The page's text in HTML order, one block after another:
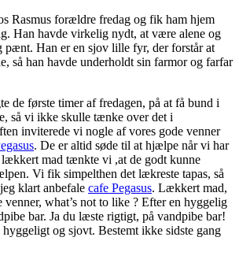
Rasmus forældre fredag og fik ham hjem
Han havde virkelig nydt, at være alene og
pænt. Han er en sjov lille fyr, der forstår at
så han havde underholdt sin farmor og farfar
de første timer af fredagen, på at få bund i
så vi ikke skulle tænke over det i
inviterede vi nogle af vores gode venner
. De er altid søde til at hjælpe når vi har
mad tænkte vi ,at de godt kunne
Vi fik simpelthen det lækreste tapas, så
klart anbefale cafe Pegasus. Lækkert mad,
venner, what’s not to like ? Efter en hyggelig
bar. Ja du læste rigtigt, på vandpibe bar!
og sjovt. Bestemt ikke sidste gang